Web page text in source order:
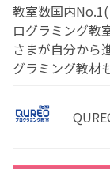
教室数国内
ログラミング教
さまが自分から
グラミング教材